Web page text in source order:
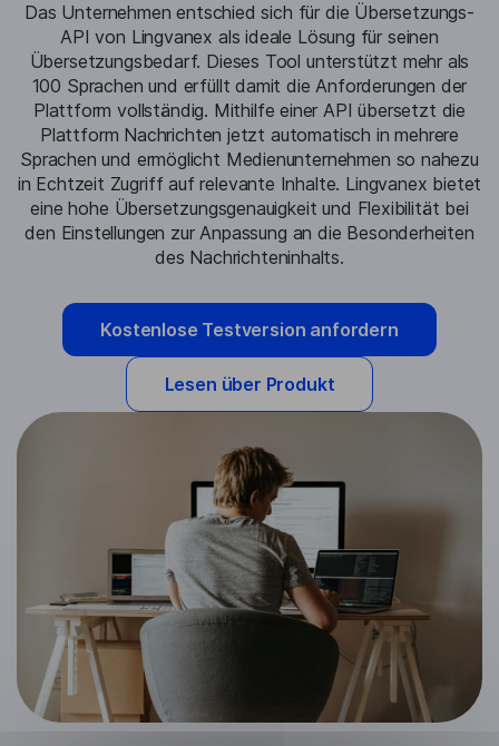
Das Unternehmen entschied sich für die Übersetzungs-
API von Lingvanex als ideale Lösung für seinen
Übersetzungsbedarf. Dieses Tool unterstützt mehr als
100 Sprachen und erfüllt damit die Anforderungen der
Plattform vollständig. Mithilfe einer API übersetzt die
Plattform Nachrichten jetzt automatisch in mehrere
Sprachen und ermöglicht Medienunternehmen so nahezu
in Echtzeit Zugriff auf relevante Inhalte. Lingvanex bietet
eine hohe Übersetzungsgenauigkeit und Flexibilität bei
den Einstellungen zur Anpassung an die Besonderheiten
des Nachrichteninhalts.
Kostenlose Testversion anfordern
Lesen über Produkt